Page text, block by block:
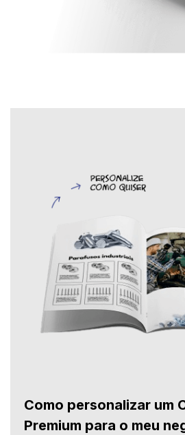
Como personalizar um
Premium para o meu